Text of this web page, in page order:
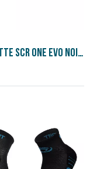
CHAUSSETTE SCR ONE EVO NOIR/VERT